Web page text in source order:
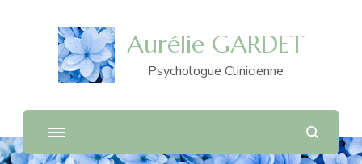
Aurélie GARDET
Psychologue Clinicienne